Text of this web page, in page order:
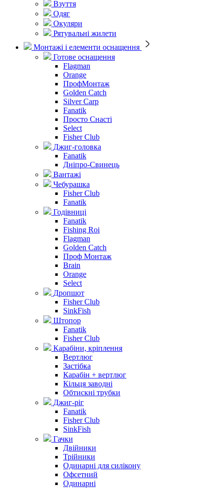
Взуття
Одяг
Окуляри
Рятувальні жилети
Монтажі і елементи оснащення
Готове оснащення
Flagman
Orange
ПрофМонтаж
Golden Catch
Silver Carp
Fanatik
Просто Снасті
Select
Fisher Club
Джиг-головка
Fanatik
Дніпро-Свинець
Вантажі
Чебурашка
Fisher Club
Fanatik
Годівниці
Fanatik
Fishing Roi
Flagman
Golden Catch
Проф Монтаж
Brain
Orange
Select
Дропшот
Fisher Club
SinkFish
Штопор
Fanatik
Fisher Club
Карабіни, кріплення
Вертлюг
Застібка
Карабін + вертлюг
Кільця заводні
Обтискні трубки
Джиг-ріг
Fanatik
Fisher Club
SinkFish
Гачки
Двійники
Трійники
Одинарні для силікону
Офсетний
Одинарні